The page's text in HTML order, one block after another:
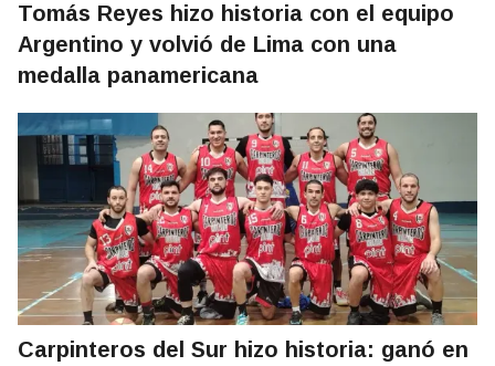
Tomás Reyes hizo historia con el equipo
Argentino y volvió de Lima con una
medalla panamericana
Carpinteros del Sur hizo historia: ganó en